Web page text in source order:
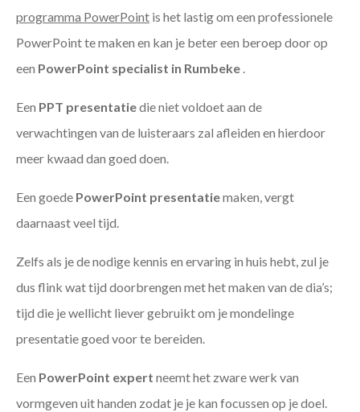
programma PowerPoint is het lastig om een professionele
PowerPoint te maken en kan je beter een beroep door op
een PowerPoint specialist in Rumbeke .
Een PPT presentatiedie niet voldoet aan de
verwachtingen van de luisteraars zal afleiden en hierdoor
meer kwaad dan goed doen.
Een goede PowerPoint presentatiemaken, vergt
daarnaast veel tijd.
Zelfs als je de nodige kennis en ervaring in huis hebt, zul je
dus flink wat tijd doorbrengen met het maken van de dia’s;
tijd die je wellicht liever gebruikt om je mondelinge
presentatie goed voor te bereiden.
Een PowerPoint expert neemt het zware werk van
vormgeven uit handen zodat je je kan focussen op je doel.